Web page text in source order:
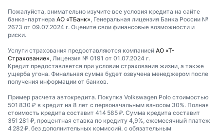
Пожалуйста, внимательно изучите все условия кредита на сайте
банка-партнера АО «ТБанк», Генеральная лицензия Банка России №
2673 от 09.07.2024 г. Оцените свои финансовые возможности и
риски.
Услуги страхования предоставляются компанией АО «Т-
Страхование», Лицензия № 0191 от 01.07.2024 г.
Кредит предоставляется при условии страхования жизни, а также
ущерба угона. Финальная сумма будет озвучена менеджером после
получения информации от банков.
Пример расчета автокредита. Покупка Volkswagen Polo стоимостью
501 830 ₽ в кредит на 8 лет с первоначальным взносом 30%. Полная
стоимость кредита составит 414 585 ₽. Сумма кредита составит
351 281 ₽, процентная ставка по кредиту 4,9%, ежемесячный платеж
4 282 ₽, без дополнительных комиссий, с обязательным